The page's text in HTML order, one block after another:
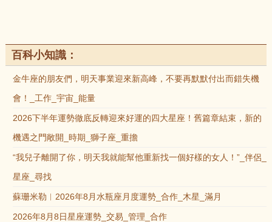
百科小知識：
金牛座的朋友們，明天事業迎來新高峰，不要再默默付出而錯失機
會！_工作_宇宙_能量
2026下半年運勢徹底反轉迎來好運的四大星座！舊篇章結束，新的
機遇之門敞開_時期_獅子座_重擔
“我兒子離開了你，明天我就能幫他重新找一個好樣的女人！”_伴侶_
星座_尋找
蘇珊米勒︱2026年8月水瓶座月度運勢_合作_木星_滿月
2026年8月8日星座運勢_交易_管理_合作